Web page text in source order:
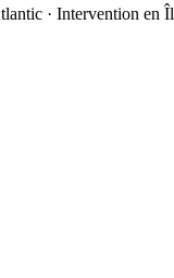
· Intervention en